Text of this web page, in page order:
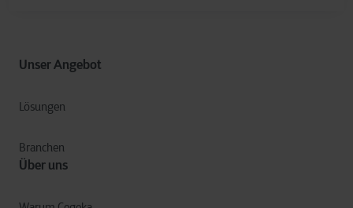
Unser Angebot
Lösungen
Branchen
Über uns